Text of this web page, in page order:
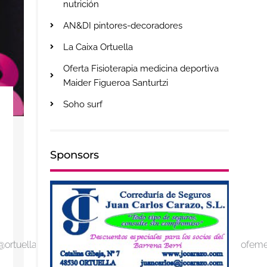
#bizkaia #baloncesto #mini
nutrición
AN&DI pintores-decoradores
La Caixa Ortuella
Oferta Fisioterapia medicina deportiva
Maider Figueroa Santurtzi
Soho surf
Sponsors